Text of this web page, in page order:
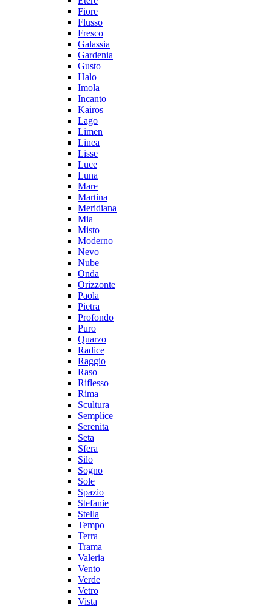
Fiore
Flusso
Fresco
Galassia
Gardenia
Gusto
Halo
Imola
Incanto
Kairos
Lago
Limen
Linea
Lisse
Luce
Luna
Mare
Martina
Meridiana
Mia
Misto
Moderno
Nevo
Nube
Onda
Orizzonte
Paola
Pietra
Profondo
Puro
Quarzo
Radice
Raggio
Raso
Riflesso
Rima
Scultura
Semplice
Serenita
Seta
Sfera
Silo
Sogno
Sole
Spazio
Stefanie
Stella
Tempo
Terra
Trama
Valeria
Vento
Verde
Vetro
Vista